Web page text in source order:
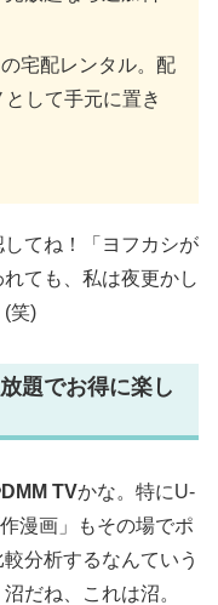
宅配レンタル。配
して手元に置き
てね！「ヨフカシが
ても、私は夜更かし
(笑)
題でお得に楽し
TVかな。特にU-
漫画」もその場でポ
分析するなんていう
だね、これは沼。